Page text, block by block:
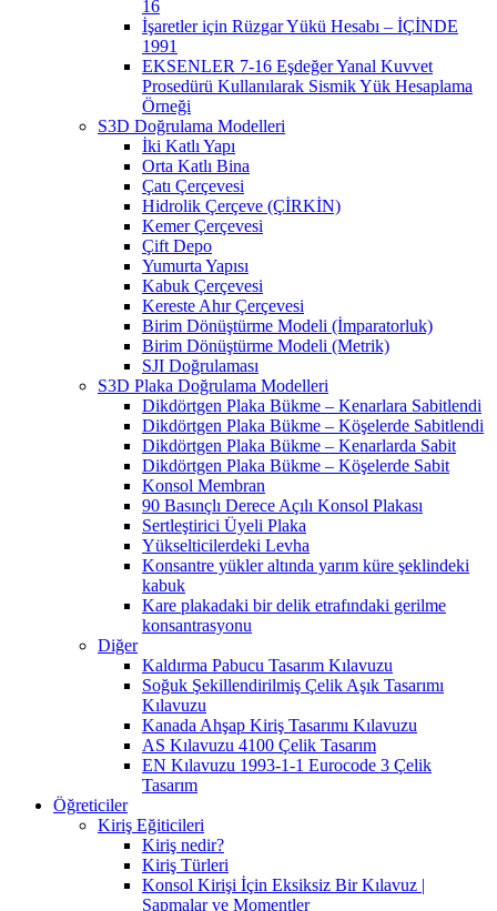
16
İşaretler için Rüzgar Yükü Hesabı – İÇİNDE
1991
EKSENLER 7-16 Eşdeğer Yanal Kuvvet
Prosedürü Kullanılarak Sismik Yük Hesaplama
Örneği
S3D Doğrulama Modelleri
İki Katlı Yapı
Orta Katlı Bina
Çatı Çerçevesi
Hidrolik Çerçeve (ÇİRKİN)
Kemer Çerçevesi
Çift Depo
Yumurta Yapısı
Kabuk Çerçevesi
Kereste Ahır Çerçevesi
Birim Dönüştürme Modeli (İmparatorluk)
Birim Dönüştürme Modeli (Metrik)
SJI Doğrulaması
S3D Plaka Doğrulama Modelleri
Dikdörtgen Plaka Bükme – Kenarlara Sabitlendi
Dikdörtgen Plaka Bükme – Köşelerde Sabitlendi
Dikdörtgen Plaka Bükme – Kenarlarda Sabit
Dikdörtgen Plaka Bükme – Köşelerde Sabit
Konsol Membran
90 Basınçlı Derece Açılı Konsol Plakası
Sertleştirici Üyeli Plaka
Yükselticilerdeki Levha
Konsantre yükler altında yarım küre şeklindeki
kabuk
Kare plakadaki bir delik etrafındaki gerilme
konsantrasyonu
Diğer
Kaldırma Pabucu Tasarım Kılavuzu
Soğuk Şekillendirilmiş Çelik Aşık Tasarımı
Kılavuzu
Kanada Ahşap Kiriş Tasarımı Kılavuzu
AS Kılavuzu 4100 Çelik Tasarım
EN Kılavuzu 1993-1-1 Eurocode 3 Çelik
Tasarım
Öğreticiler
Kiriş Eğiticileri
Kiriş nedir?
Kiriş Türleri
Konsol Kirişi İçin Eksiksiz Bir Kılavuz |
Sapmalar ve Momentler